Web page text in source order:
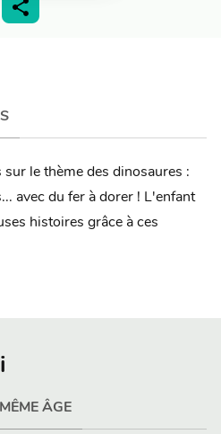
le thème des dinosaures :
avec du fer à dorer ! L'enfant
histoires grâce à ces
MÊME ÂGE